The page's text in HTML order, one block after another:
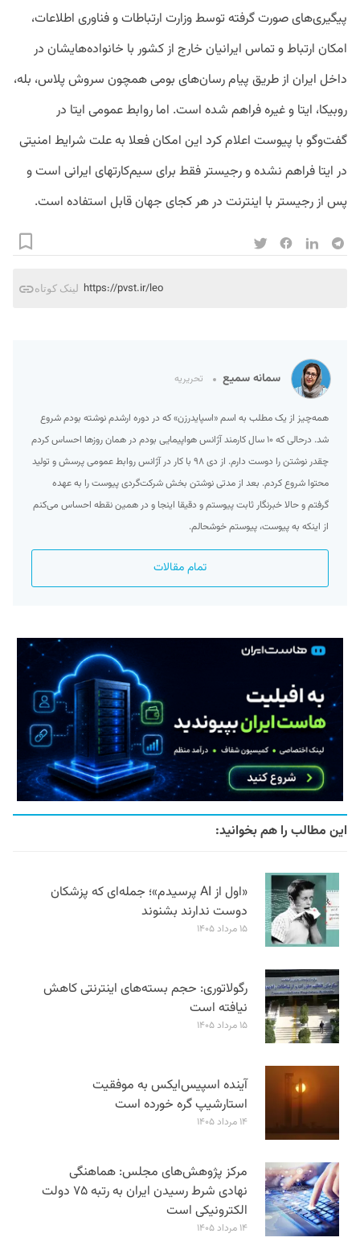
پیگیری‌های صورت گرفته توسط وزارت ارتباطات و فناوری اطلاعات،
امکان ارتباط و تماس ایرانیان خارج از کشور با خانواده‌هایشان در
داخل ایران از طریق‌ پیام رسان‌های بومی همچون سروش پلاس، بله،
روبیکا، ایتا و غیره فراهم شده است. اما روابط عمومی ایتا در
گفت‌وگو با پیوست اعلام کرد این امکان فعلا به علت شرایط امنیتی
در ایتا فراهم نشده و رجیستر فقط برای سیم‌کارتهای ایرانی است و
پس از رجیستر با اینترنت در هر کجای جهان قابل استفاده است.
لینک کوتاه https://pvst.ir/leo
سمانه سمیع تحریریه
همه‌چیز از یک مطلب به اسم «اسپایدرزن» که در دوره ارشدم نوشته بودم شروع
شد. درحالی که ۱۰ سال کارمند آژانس هواپیمایی بودم در همان روزها احساس کردم
چقدر نوشتن را دوست دارم. از دی ۹۸ با کار در آژانس روابط عمومی پرسش و تولید
محتوا شروع کردم. بعد از مدتی نوشتن بخش شرکت‌گردی پیوست را به عهده
گرفتم و حالا خبرنگار ثابت پیوستم و دقیقا اینجا و در همین نقطه احساس می‌کنم
از اینکه به پیوست، پیوستم خوشحالم.
تمام مقالات
این مطالب را هم بخوانید:
«اول از AI پرسیدم»؛ جمله‌ای که پزشکان
دوست ندارند بشنوند
۱۵ مرداد ۱۴۰۵
رگولاتوری: حجم بسته‌های اینترنتی کاهش
نیافته است
۱۵ مرداد ۱۴۰۵
آینده اسپیس‌ایکس به موفقیت
استارشیپ گره خورده است
۱۴ مرداد ۱۴۰۵
مرکز پژوهش‌های مجلس: هماهنگی
نهادی شرط رسیدن ایران به رتبه ۷۵ دولت
الکترونیکی است
۱۴ مرداد ۱۴۰۵